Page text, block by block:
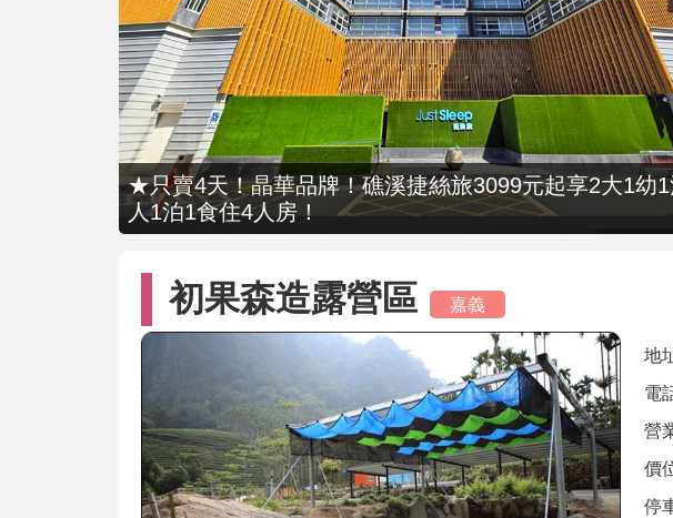
★只賣4天！晶華品牌！礁溪捷絲旅3099元起享2大1幼
人1泊1食住4人房！
初果森造露營區 嘉義
地
電
營
價
停